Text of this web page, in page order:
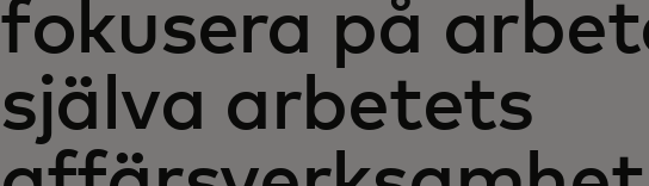
fokusera på
själva arbetets